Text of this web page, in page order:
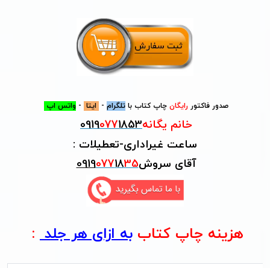
صدور فاکتور رایگان چاپ کتاب با تلگرام - ایتا - واتس اپ
خانم یگانه 09190771853
ساعت غیراداری-تعطیلات :
آقای سروش 09190771835
هزینه چاپ کتاب به ازای هر جلد :